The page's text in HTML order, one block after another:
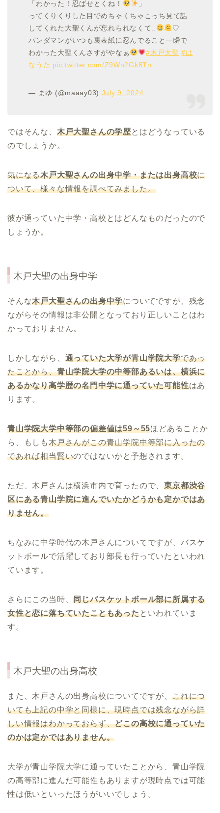
「わかった！忍ばせとくね！
」
ってくりくりした目でめちゃくちゃこっち見て話
してくれた大聖くんが忘れられなくて..
♡
パンダマンがいつも裏表紙に忍んでること一瞬で
わかった大聖くんさすがやなぁ
#木戸大聖 #は
なうた pic.twitter.com/Z9Wn2Gk8Tn
— まゆ (@maaay03) July 9, 2024
ではそんな、 木戸大聖さんの学歴とはどうなっている
のでしょうか。
気になる木戸大聖さんの出身中学・または出身高校に
ついて、様々な情報を調べてみました。
彼が通っていた中学・高校とはどんなものだったので
しょうか。
木戸大聖の出身中学
そんな木戸大聖さんの出身中学についてですが、残念
ながらその情報は非公開となっており正しいことはわ
かっておりません。
しかしながら、 通っていた大学が青山学院大学であっ
たことから、青山学院大学の中等部あるいは、横浜に
あるかなり高学歴の名門中学に通っていた可能性はあ
ります。
青山学院大学中等部の偏差値は59～55ほどあることか
ら、もしも木戸さんがこの青山学院中等部に入ったの
であれば相当賢いのではないかと予想されます。
ただ、木戸さんは横浜市内で育ったので、東京都渋谷
区にある青山学院に進んでいたかどうかも定かではあ
りません。
ちなみに中学時代の木戸さんについてですが、バスケ
ットボールで活躍しており部長も行っていたといわれ
ています。
さらにこの当時、同じバスケットボール部に所属する
女性と恋に落ちていたこともあったといわれていま
す。
木戸大聖の出身高校
また、木戸さんの出身高校についてですが、 これにつ
いても上記の中学と同様に、現時点では残念ながら詳
しい情報はわかっておらず、どこの高校に通っていた
のかは定かではありません。
大学が青山学院大学に通っていたことから、青山学院
の高等部に進んだ可能性もありますが現時点では可能
性は低いといったほうがいいでしょう。